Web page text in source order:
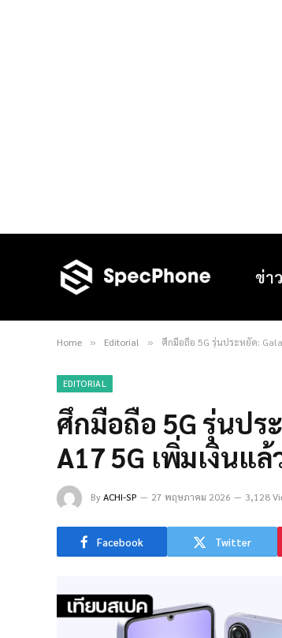
ข่า
Home » Editorial » ศึกมือถือ 5G รุ่นประหยัด:
EDITORIAL
ศึกมือถือ 5G รุ่นปร
A17 5G เพิ่มเงินแ
ByACHI-SP 27 พฤษภาคม 2026 3,128
Facebook Twitter